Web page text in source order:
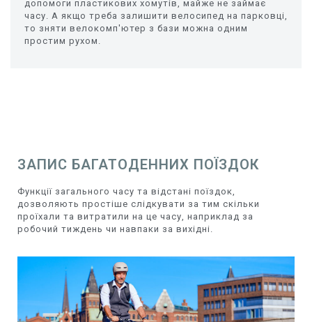
допомоги пластикових хомутів, майже не займає
часу. А якщо треба залишити велосипед на парковці,
то зняти велокомп'ютер з бази можна одним
простим рухом.
ЗАПИС БАГАТОДЕННИХ ПОЇЗДОК
Функції загального часу та відстані поїздок,
дозволяють простіше слідкувати за тим скільки
проїхали та витратили на це часу, наприклад за
робочий тиждень чи навпаки за вихідні.